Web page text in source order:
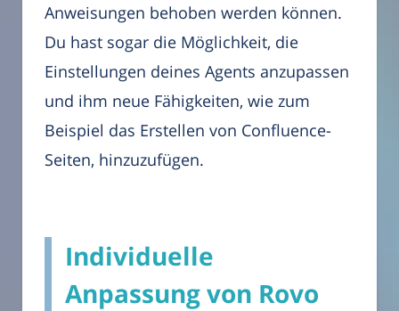
Anweisungen behoben werden können.
Du hast sogar die Möglichkeit, die
Einstellungen deines Agents anzupassen
und ihm neue Fähigkeiten, wie zum
Beispiel das Erstellen von Confluence-
Seiten, hinzuzufügen.
Individuelle
Anpassung von Rovo